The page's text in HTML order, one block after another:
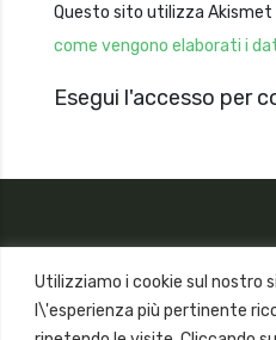
Utilizziamo i cookie sul nostro
l\'esperienza più pertinente
Esegui l'accesso per
Questo sito utilizza Akismet
come vengono elaborati i